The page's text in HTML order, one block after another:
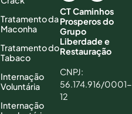
Tratamento da
Maconha
Tratamento do
Tabaco
Internação
Voluntária
Internação
CT Caminhos
Prosperos do
Grupo
Liberdade e
Restauração
CNPJ:
56.174.916/0001-
12